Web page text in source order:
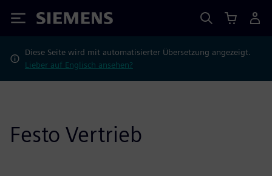
Siemens
Diese Seite wird mit automatisierter Übersetzung angezeigt.
Lieber auf Englisch ansehen?
Festo Vertrieb